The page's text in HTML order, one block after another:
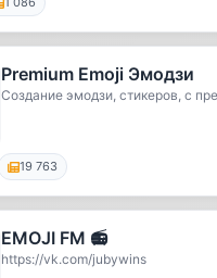
Premium Emoji Эмодзи
Создание эмодзи, стикеров, с
19 763
EMOJI FM 📻
https://vk.com/jubywins